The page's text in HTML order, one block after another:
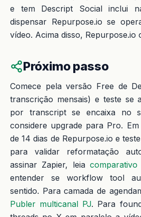
e tem Descript Social inclui
dispensar Repurpose.io se
vídeo. Acima disso, Repurpose.io
Próximo passo
Comece pela versão Free de
transcrição mensais) e teste se
por transcript se encaixa no
considere upgrade para Pro.
de 14 dias de Repurpose.io e
para validar reformatação
assinar Zapier, leia
entender se workflow tool
sentido. Para camada de
Publer multicanal PJ. Para